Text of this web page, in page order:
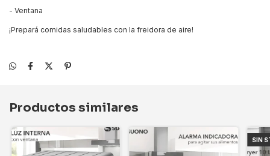
- Ventana
¡Prepará comidas saludables con la freidora de aire!
Productos similares
SIN